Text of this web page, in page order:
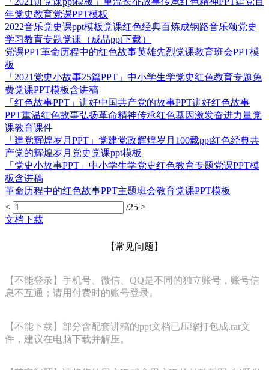
年党史教育党课PPT模板
2022音乐党史课ppt模板党课红色经典百炼成钢路音乐颂党史
学习教育专题党课（成品ppt下载）
党课PPT革命历程中的红色故事英雄先烈党课教育班会PPT模
板
「2021党史小故事25篇PPT」中小学生学党史红色教育专题免
费党课PPT模板含讲稿
「红色故事PPT」讲好中国共产党的故事PPT讲好红色故事
PPT重温红色故事弘扬革命精神传承红色基因激发奋进力量党
课教育课件
「建党辉煌岁月PPT」党建党政辉煌岁月100载ppt红色经典共
产党的辉煌岁月党史党课ppt模板
「党史小故事PPT」中小学生学党史红色教育专题党课PPT模
板含讲稿
革命历程中的红色故事PPT主题班会教育党课PPT模板
<
/25 >
文档下载
【常见问题】
【不能登录】手机号、微信、QQ是不同的独立账号，账号信
息不互通；请用付费时的账号登录。
【不能下载】部分含配套讲稿的ppt文档已压缩打包成.rar文
件，建议在电脑下载并解压。